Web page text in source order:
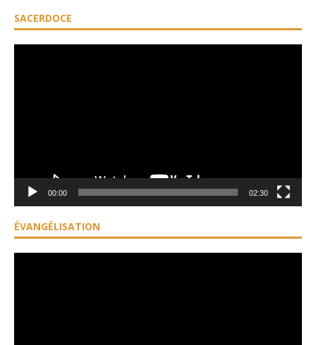
SACERDOCE
00:00 02:30
ÉVANGÉLISATION